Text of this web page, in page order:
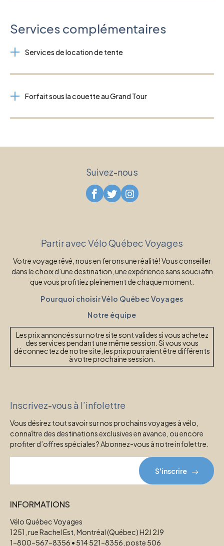
Services complémentaires
Services de location de tente
Forfait sous la couette au Grand Tour
Partir avec Vélo Québec Voyages
Votre voyage rêvé, nous en ferons une réalité! Vous conseiller
dans le choix d’une destination, une expérience sans souci afin
que vous profitiez pleinement de chaque moment.
Pourquoi choisir Vélo Québec Voyages
Notre équipe
Les prix annoncés sur notre site sont valides si vous achetez
des services pendant une même session. Si vous vous
déconnectez de notre site, les prix pourraient être différents
à votre prochaine session.
Inscrivez-vous à l’infolettre
Vous désirez tout savoir sur nos prochains voyages à vélo,
connaître des destinations exclusives en avance, ou encore
profiter d’offres spéciales? Abonnez-vous à notre infolettre.
S'inscrire
Suivez-nous
INFORMATIONS
Vélo Québec Voyages
1251, rue Rachel Est, Montréal (Québec) H2J 2J9
1-800-567-8356 • 514 521-8356, poste 506